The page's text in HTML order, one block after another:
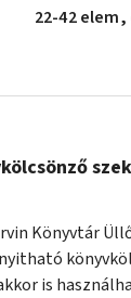
22-42elem,
Könyvtár
is